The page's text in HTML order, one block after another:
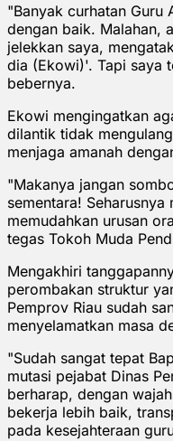
"Banyak curhatan Guru
dengan baik. Malahan,
jelekkan saya,
dia (Ekowi)'. Tapi saya
bebernya.
Ekowi mengingatkan
dilantik tidak
menjaga amanah
"Makanya jangan
sementara!
memudahkan urusan
tegas Tokoh Muda
Mengakhiri
perombakan struktur
Pemprov Riau sudah
menyelamatkan masa
"Sudah sangat tepat
mutasi pejabat Dinas
berharap, dengan
bekerja lebih baik,
pada kesejahteraan